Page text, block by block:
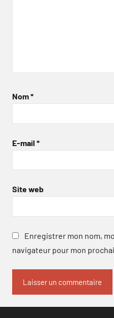
Nom*
E-mail *
Site web
Enregistrer mon nom,
navigateur pour mon